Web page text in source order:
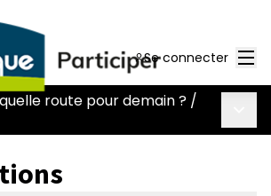
Se connecter
route pour demain ? /